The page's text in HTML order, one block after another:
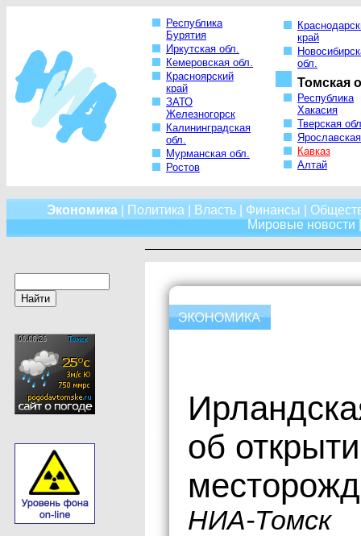
Республика
Бурятия
Иркутская обл.
Кемеровская обл.
Красноярский
край
ЗАТО
Железногорск
Калининградская
обл.
Мурманская обл.
Ростов
край
обл.
Томская
Республика
Хакасия
Тверская
Кавказ
Алтай
Экономика| Политика Власть| Финансы
Мировые новости
об
НИА-Томск